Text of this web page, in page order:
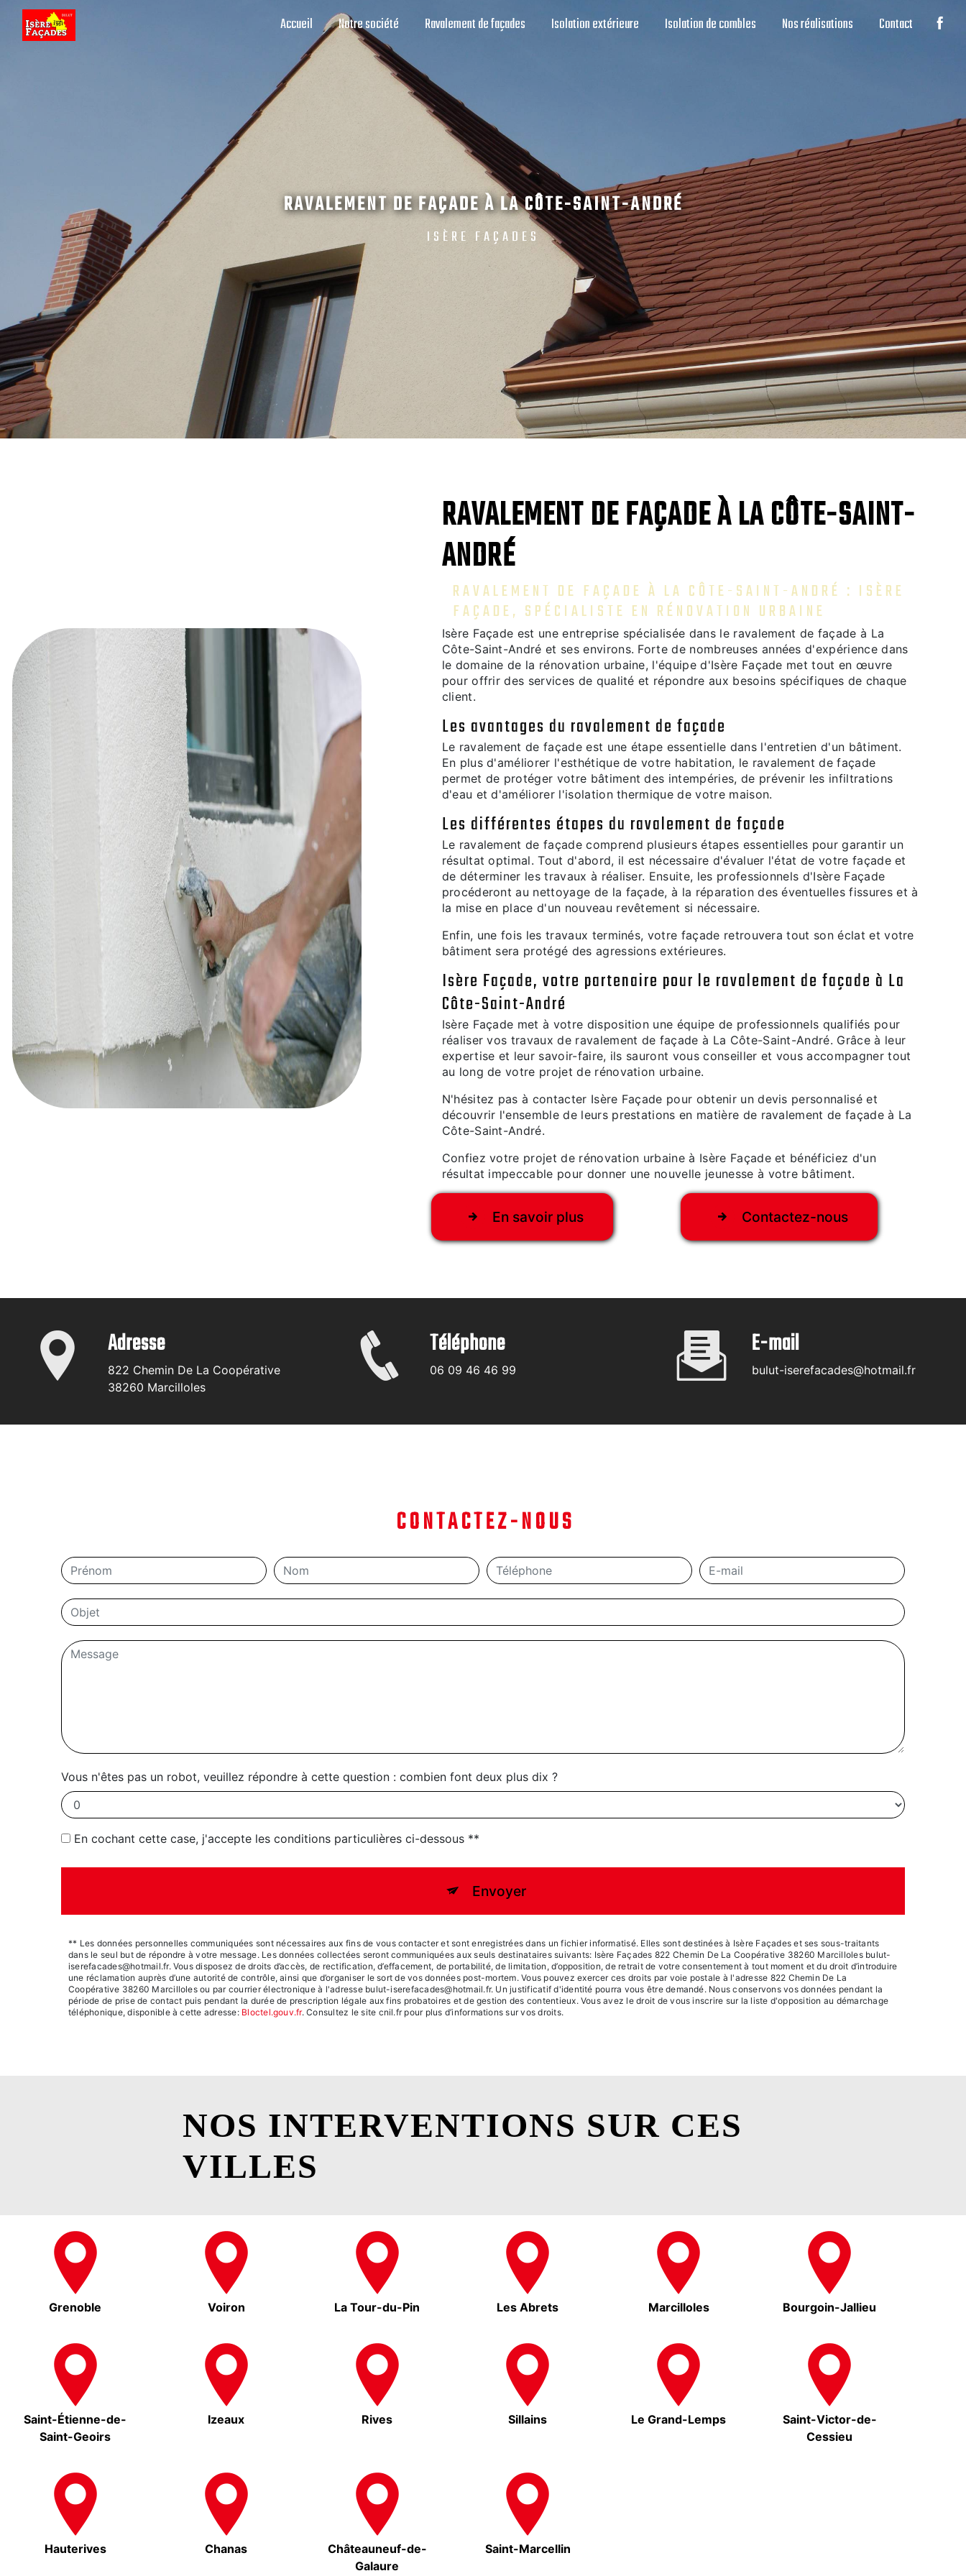
Accueil Notre société Ravalement de façades Isolation extérieure Isolation de combles Nos réalisations Contact
RAVALEMENT DE FAÇADE À LA CÔTE-SAINT-ANDRÉ
ISÈRE FAÇADES
RAVALEMENT DE FAÇADE À LA CÔTE-SAINT-
ANDRÉ
RAVALEMENT DE FAÇADE À LA CÔTE-SAINT-ANDRÉ : ISÈRE
FAÇADE, SPÉCIALISTE EN RÉNOVATION URBAINE
Isère Façade est une entreprise spécialisée dans le ravalement de façade à La
Côte-Saint-André et ses environs. Forte de nombreuses années d'expérience dans
le domaine de la rénovation urbaine, l'équipe d'Isère Façade met tout en œuvre
pour offrir des services de qualité et répondre aux besoins spécifiques de chaque
client.
Les avantages du ravalement de façade
Le ravalement de façade est une étape essentielle dans l'entretien d'un bâtiment.
En plus d'améliorer l'esthétique de votre habitation, le ravalement de façade
permet de protéger votre bâtiment des intempéries, de prévenir les infiltrations
d'eau et d'améliorer l'isolation thermique de votre maison.
Les différentes étapes du ravalement de façade
Le ravalement de façade comprend plusieurs étapes essentielles pour garantir un
résultat optimal. Tout d'abord, il est nécessaire d'évaluer l'état de votre façade et
de déterminer les travaux à réaliser. Ensuite, les professionnels d'Isère Façade
procéderont au nettoyage de la façade, à la réparation des éventuelles fissures et à
la mise en place d'un nouveau revêtement si nécessaire.
Enfin, une fois les travaux terminés, votre façade retrouvera tout son éclat et votre
bâtiment sera protégé des agressions extérieures.
Isère Façade, votre partenaire pour le ravalement de façade à La
Côte-Saint-André
Isère Façade met à votre disposition une équipe de professionnels qualifiés pour
réaliser vos travaux de ravalement de façade à La Côte-Saint-André. Grâce à leur
expertise et leur savoir-faire, ils sauront vous conseiller et vous accompagner tout
au long de votre projet de rénovation urbaine.
N'hésitez pas à contacter Isère Façade pour obtenir un devis personnalisé et
découvrir l'ensemble de leurs prestations en matière de ravalement de façade à La
Côte-Saint-André.
Confiez votre projet de rénovation urbaine à Isère Façade et bénéficiez d'un
résultat impeccable pour donner une nouvelle jeunesse à votre bâtiment.
En savoir plus Contactez-nous
Adresse
822 Chemin De La Coopérative
38260 Marcilloles
Téléphone
06 09 46 46 99
E-mail
bulut-iserefacades@hotmail.fr
CONTACTEZ-NOUS
Vous n'êtes pas un robot, veuillez répondre à cette question : combien font deux plus dix ?
En cochant cette case, j'accepte les conditions particulières ci-dessous **
Envoyer
** Les données personnelles communiquées sont nécessaires aux fins de vous contacter et sont enregistrées dans un fichier informatisé. Elles sont destinées à Isère Façades et ses sous-traitants
dans le seul but de répondre à votre message. Les données collectées seront communiquées aux seuls destinataires suivants: Isère Façades 822 Chemin De La Coopérative 38260 Marcilloles bulut-
iserefacades@hotmail.fr. Vous disposez de droits d’accès, de rectification, d’effacement, de portabilité, de limitation, d’opposition, de retrait de votre consentement à tout moment et du droit d’introduire
une réclamation auprès d’une autorité de contrôle, ainsi que d’organiser le sort de vos données post-mortem. Vous pouvez exercer ces droits par voie postale à l'adresse 822 Chemin De La
Coopérative 38260 Marcilloles ou par courrier électronique à l'adresse bulut-iserefacades@hotmail.fr. Un justificatif d'identité pourra vous être demandé. Nous conservons vos données pendant la
période de prise de contact puis pendant la durée de prescription légale aux fins probatoires et de gestion des contentieux. Vous avez le droit de vous inscrire sur la liste d'opposition au démarchage
téléphonique, disponible à cette adresse: Bloctel.gouv.fr. Consultez le site cnil.fr pour plus d’informations sur vos droits.
NOS INTERVENTIONS SUR CES
VILLES
Grenoble Voiron La Tour-du-Pin Les Abrets Marcilloles Bourgoin-Jallieu
Saint-Étienne-de-
Saint-Geoirs
Izeaux Rives Sillains Le Grand-Lemps
Saint-Victor-de-
Cessieu
Hauterives Chanas
Châteauneuf-de-
Galaure
Saint-Marcellin
Panneau de gestion des cookies